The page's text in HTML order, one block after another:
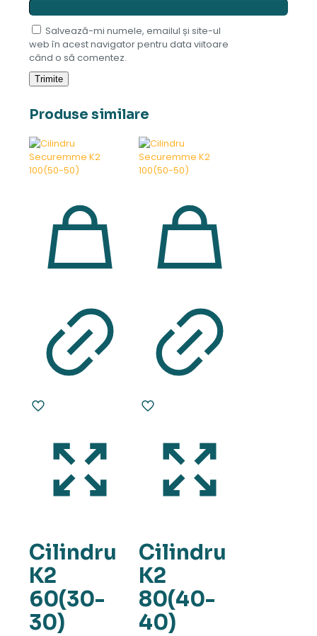
Salvează-mi numele, emailul și site-ul
web în acest navigator pentru data viitoare
când o să comentez.
Produse similare
Cilindru
K2
60(30-
30)
Cilindru
K2
80(40-
40)